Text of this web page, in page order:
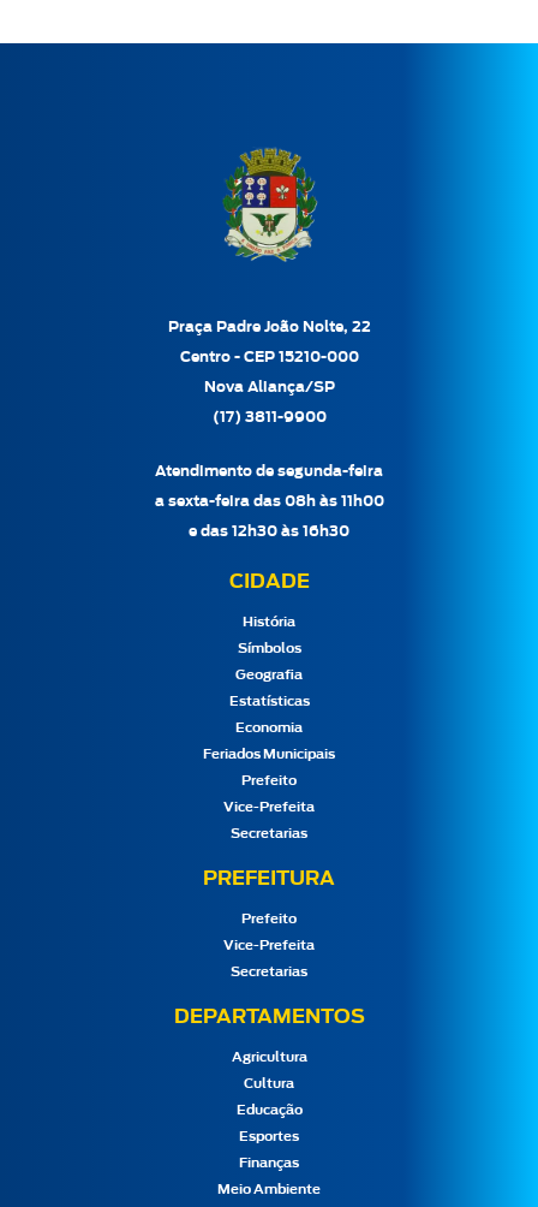
Praça Padre João Nolte, 22
Centro - CEP 15210-000
Nova Aliança/SP
(17) 3811-9900
Atendimento de segunda-feira
a sexta-feira das 08h às 11h00
e das 12h30 às 16h30
CIDADE
História
Símbolos
Geografia
Estatísticas
Economia
Feriados Municipais
Prefeito
Vice-Prefeita
Secretarias
PREFEITURA
Prefeito
Vice-Prefeita
Secretarias
DEPARTAMENTOS
Agricultura
Cultura
Educação
Esportes
Finanças
Meio Ambiente